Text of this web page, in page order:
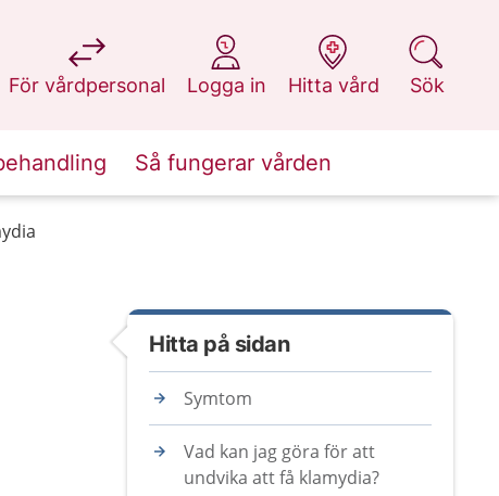
För vårdpersonal
på 1177.se
Logga in
på 1177.se
Hitta vård
på 1177.se
Sök
på 1177.se
Så fungerar vården
Hitta på sidan
Symtom
Vad kan jag göra för att
undvika att få klamydia?